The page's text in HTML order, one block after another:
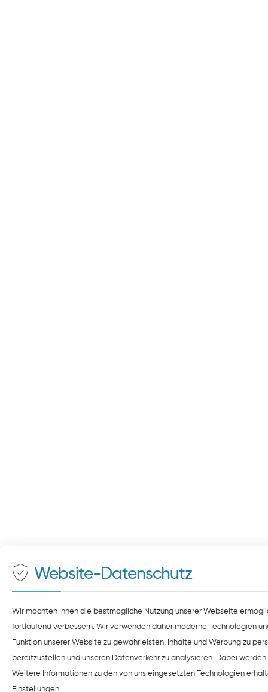
Website-Datenschutz
Wir möchten Ihnen die bestmögliche Nutzung unserer Webseite
fortlaufend verbessern. Wir verwenden daher moderne Technologien
Funktion unserer Website zu gewährleisten, Inhalte und Werbung zu
bereitzustellen und unseren Datenverkehr zu analysieren. Dabei
Weitere Informationen zu den von uns eingesetzten Technologien
Einstellungen.